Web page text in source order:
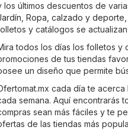
los últimos descuentos de
Ropa, calzado y deporte
y catálogos se
todos los días los folletos y
de tus tiendas
un diseño que permite
cada día te
semana. Aquí encontrarás
sean más fáciles y te
de las tiendas más